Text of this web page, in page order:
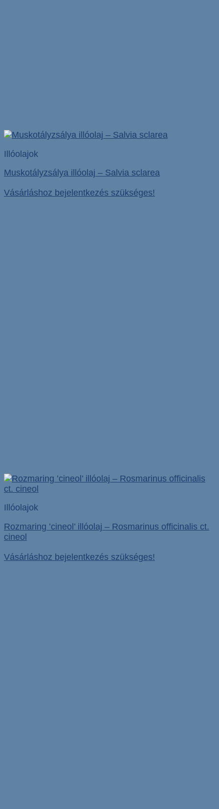
Illóolajok
Muskotályzsálya illóolaj – Salvia sclarea
Vásárláshoz bejelentkezés szükséges!
Illóolajok
Rozmaring ’cineol’ illóolaj – Rosmarinus officinalis ct.
cineol
Vásárláshoz bejelentkezés szükséges!